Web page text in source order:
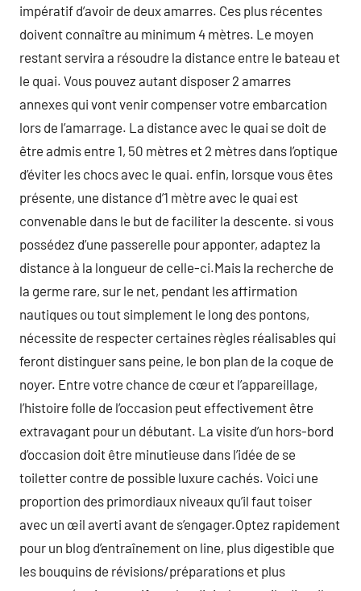
impératif d’avoir de deux amarres. Ces plus récentes
doivent connaître au minimum 4 mètres. Le moyen
restant servira a résoudre la distance entre le bateau et
le quai. Vous pouvez autant disposer 2 amarres
annexes qui vont venir compenser votre embarcation
lors de l’amarrage. La distance avec le quai se doit de
être admis entre 1, 50 mètres et 2 mètres dans l’optique
d’éviter les chocs avec le quai. enfin, lorsque vous êtes
présente, une distance d’1 mètre avec le quai est
convenable dans le but de faciliter la descente. si vous
possédez d’une passerelle pour apponter, adaptez la
distance à la longueur de celle-ci.Mais la recherche de
la germe rare, sur le net, pendant les affirmation
nautiques ou tout simplement le long des pontons,
nécessite de respecter certaines règles réalisables qui
feront distinguer sans peine, le bon plan de la coque de
noyer. Entre votre chance de cœur et l’appareillage,
l’histoire folle de l’occasion peut effectivement être
extravagant pour un débutant. La visite d’un hors-bord
d’occasion doit être minutieuse dans l’idée de se
toiletter contre de possible luxure cachés. Voici une
proportion des primordiaux niveaux qu’il faut toiser
avec un œil averti avant de s’engager.Optez rapidement
pour un blog d’entraînement on line, plus digestible que
les bouquins de révisions/préparations et plus